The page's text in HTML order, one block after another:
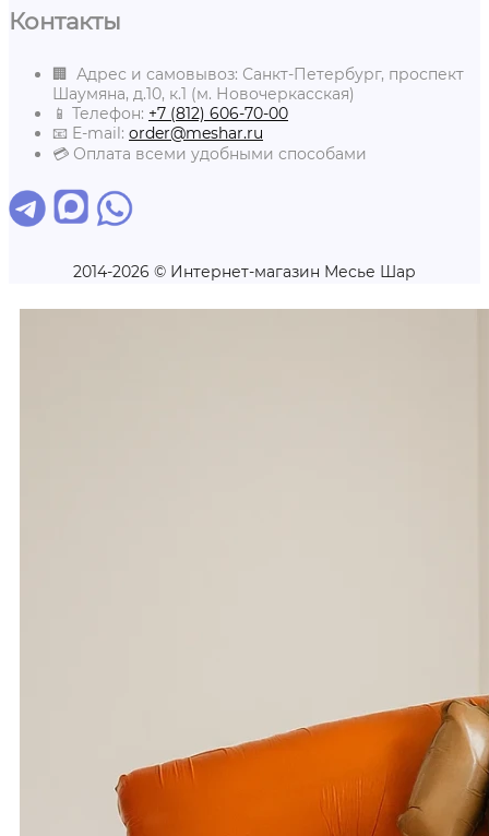
Контакты
🏢 Адрес и самовывоз: Санкт-Петербург, проспект
Шаумяна, д.10, к.1 (м. Новочеркасская)
📱 Телефон: +7 (812) 606-70-00
📧 E-mail: order@meshar.ru
💳 Оплата всеми удобными способами
2014-2026 © Интернет-магазин Месье Шар